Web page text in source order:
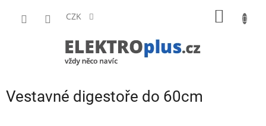
CZK
Vestavné digestoře do 60cm